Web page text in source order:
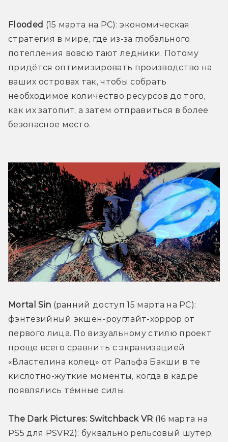
Flooded (15 марта на PC): экономическая
стратегия в мире, где из-за глобального
потепления вовсю тают ледники. Потому
придётся оптимизировать производство на
ваших островах так, чтобы собрать
необходимое количество ресурсов до того,
как их затопит, а затем отправиться в более
безопасное место.
Mortal Sin (ранний доступ 15 марта на PC):
фэнтезийный экшен-роуглайт-хоррор от
первого лица. По визуальному стилю проект
проще всего сравнить с экранизацией
«Властелина колец» от Ральфа Бакши в те
кислотно-жуткие моменты, когда в кадре
появлялись тёмные силы.
The Dark Pictures: Switchback VR (16 марта на
PS5 для PSVR2): буквально рельсовый шутер,